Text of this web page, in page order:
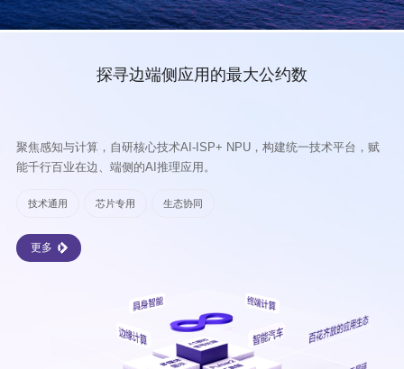
探寻边端侧应用的最大公约数
聚焦感知与计算，自研核心技术AI-ISP+ NPU，构建统一技术平台，赋
能千行百业在边、端侧的AI推理应用。
技术通用 芯片专用 生态协同
更多